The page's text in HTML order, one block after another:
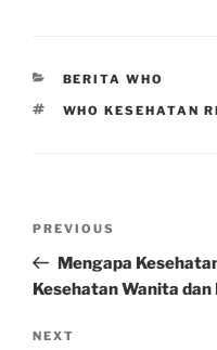
CATEGORIES
BERITA WHO
TAGS
WHO KESEHATAN
Previous
Post
PREVIOUS
Mengapa
Kesehatan Wanita dan
Next
NEXT